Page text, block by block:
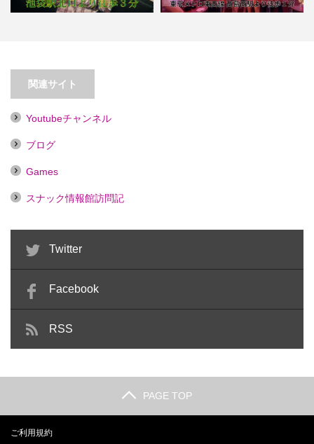
【池袋】スナック翡翠
関連サイト
Youtubeチャンネル
ブログ
Games
スナック情報館訪問記
Twitter
Facebook
RSS
PAGE TOP
ご利用規約